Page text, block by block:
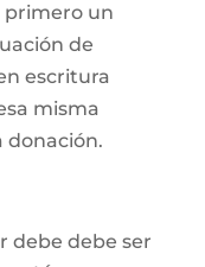
primero un
de
escritura
misma
donación.
debe debe ser